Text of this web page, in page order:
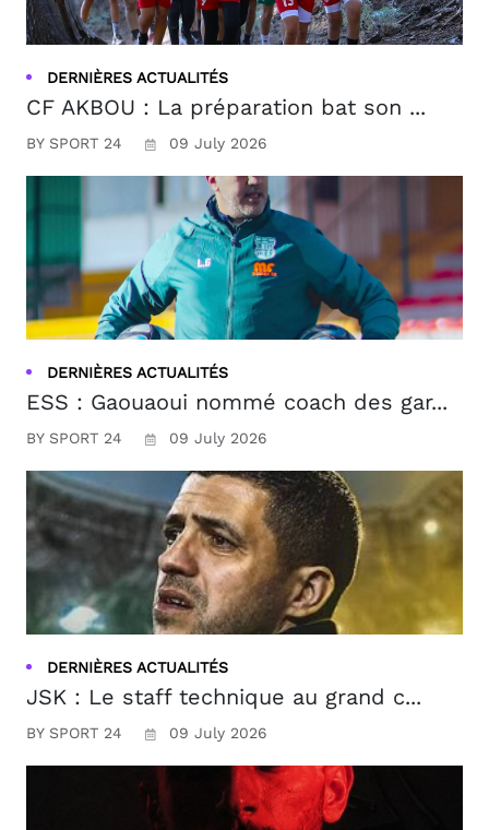
DERNIÈRES ACTUALITÉS
CF AKBOU : La préparation bat son ...
BY SPORT 24 09 July 2026
DERNIÈRES ACTUALITÉS
ESS : Gaouaoui nommé coach des gar...
BY SPORT 24 09 July 2026
DERNIÈRES ACTUALITÉS
JSK : Le staff technique au grand c...
BY SPORT 24 09 July 2026